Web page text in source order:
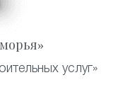
услуг»